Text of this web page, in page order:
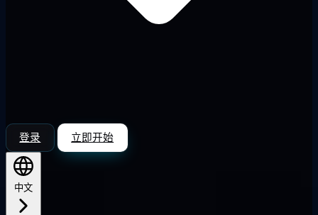
登录 立即开始
中文